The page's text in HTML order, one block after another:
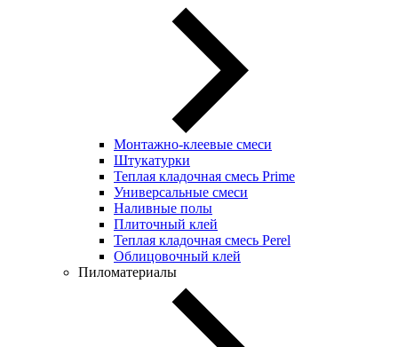
Монтажно-клеевые смеси
Штукатурки
Теплая кладочная смесь Prime
Универсальные смеси
Наливные полы
Плиточный клей
Теплая кладочная смесь Perel
Облицовочный клей
Пиломатериалы